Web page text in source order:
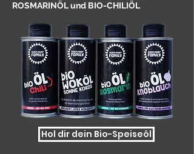
ROSMARINÖL und BIO-CHILIÖL
Hol dir dein Bio-Speiseöl